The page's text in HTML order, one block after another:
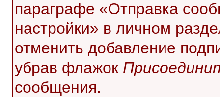
параграфе «Отправка
настройки» в личном
отменить добавление
убрав флажок
сообщения.